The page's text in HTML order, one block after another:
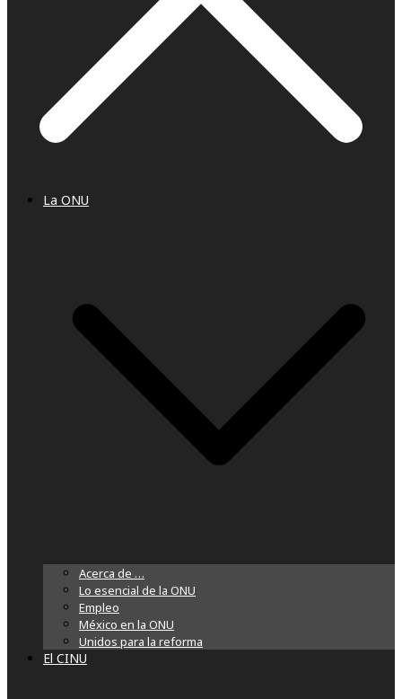
La ONU
Acerca de …
Lo esencial de la ONU
Empleo
México en la ONU
Unidos para la reforma
El CINU